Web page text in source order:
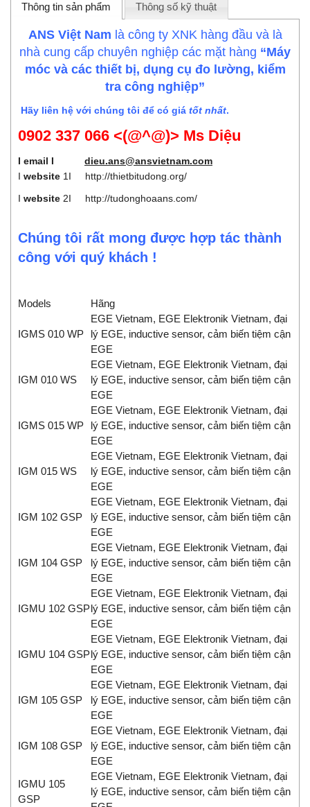
Thông tin sản phẩm Thông số kỹ thuật
ANS Việt Nam là công ty XNK hàng đầu và là
nhà cung cấp chuyên nghiệp các mặt hàng “Máy
móc và các thiết bị, dụng cụ đo lường, kiểm
tra công nghiệp”
Hãy liên hệ với chúng tôi để có giá tốt nhất.
0902 337 066 <(@^@)> Ms Diệu
I email I dieu.ans@ansvietnam.com
I website 1I http://thietbitudong.org/
I website 2I http://tudonghoaans.com/
Chúng tôi rất mong được hợp tác thành
công với quý khách !
Models Hãng
IGMS 010 WP
EGE Vietnam, EGE Elektronik Vietnam, đại
lý EGE, inductive sensor, cảm biến tiệm cận
EGE
IGM 010 WS
EGE Vietnam, EGE Elektronik Vietnam, đại
lý EGE, inductive sensor, cảm biến tiệm cận
EGE
IGMS 015 WP
EGE Vietnam, EGE Elektronik Vietnam, đại
lý EGE, inductive sensor, cảm biến tiệm cận
EGE
IGM 015 WS
EGE Vietnam, EGE Elektronik Vietnam, đại
lý EGE, inductive sensor, cảm biến tiệm cận
EGE
IGM 102 GSP
EGE Vietnam, EGE Elektronik Vietnam, đại
lý EGE, inductive sensor, cảm biến tiệm cận
EGE
IGM 104 GSP
EGE Vietnam, EGE Elektronik Vietnam, đại
lý EGE, inductive sensor, cảm biến tiệm cận
EGE
IGMU 102 GSP
EGE Vietnam, EGE Elektronik Vietnam, đại
lý EGE, inductive sensor, cảm biến tiệm cận
EGE
IGMU 104 GSP
EGE Vietnam, EGE Elektronik Vietnam, đại
lý EGE, inductive sensor, cảm biến tiệm cận
EGE
IGM 105 GSP
EGE Vietnam, EGE Elektronik Vietnam, đại
lý EGE, inductive sensor, cảm biến tiệm cận
EGE
IGM 108 GSP
EGE Vietnam, EGE Elektronik Vietnam, đại
lý EGE, inductive sensor, cảm biến tiệm cận
EGE
IGMU 105
GSP
EGE Vietnam, EGE Elektronik Vietnam, đại
lý EGE, inductive sensor, cảm biến tiệm cận